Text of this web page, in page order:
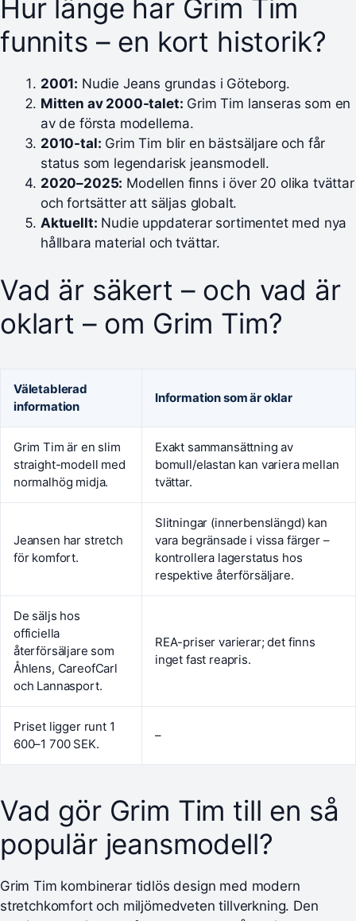
Hur länge har Grim Tim
funnits – en kort historik?
2001: Nudie Jeans grundas i Göteborg.
Mitten av 2000-talet: Grim Tim lanseras som en
av de första modellerna.
2010-tal: Grim Tim blir en bästsäljare och får
status som legendarisk jeansmodell.
2020–2025: Modellen finns i över 20 olika tvättar
och fortsätter att säljas globalt.
Aktuellt: Nudie uppdaterar sortimentet med nya
hållbara material och tvättar.
Vad är säkert – och vad är
oklart – om Grim Tim?
Väletablerad
information
Information som är oklar
Grim Tim är en slim
straight-modell med
normalhög midja.
Exakt sammansättning av
bomull/elastan kan variera mellan
tvättar.
Jeansen har stretch
för komfort.
Slitningar (innerbenslängd) kan
vara begränsade i vissa färger –
kontrollera lagerstatus hos
respektive återförsäljare.
De säljs hos
officiella
återförsäljare som
Åhlens, CareofCarl
och Lannasport.
REA-priser varierar; det finns
inget fast reapris.
Priset ligger runt 1
600–1 700 SEK.
–
Vad gör Grim Tim till en så
populär jeansmodell?
Grim Tim kombinerar tidlös design med modern
stretchkomfort och miljömedveten tillverkning. Den